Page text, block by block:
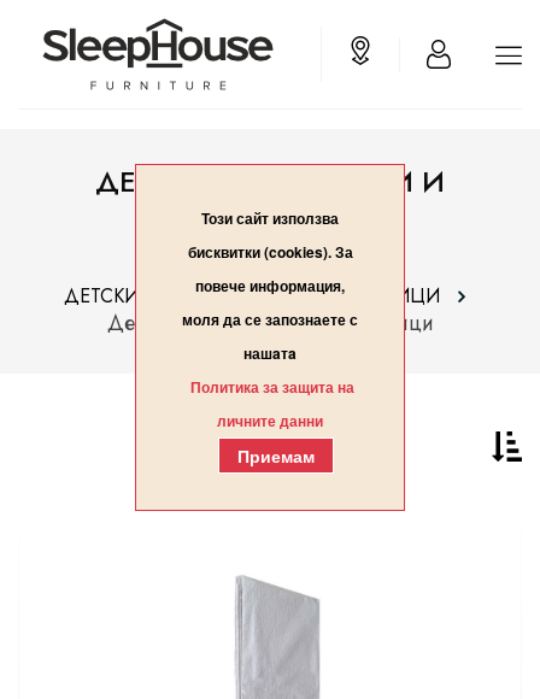
ДЕТСКИ ПРОТЕКТОРИ И
ВЪЗГЛАВНИЦИ
Начало
ДЕТСКИ ПРОТЕКТОРИ И ВЪЗГЛАВНИЦИ
Детски протектори и възглавници
Този сайт използва
бисквитки (cookies). За
повече информация,
моля да се запознаете с
нашaтa
Политика за защита на
личните данни
Приемам